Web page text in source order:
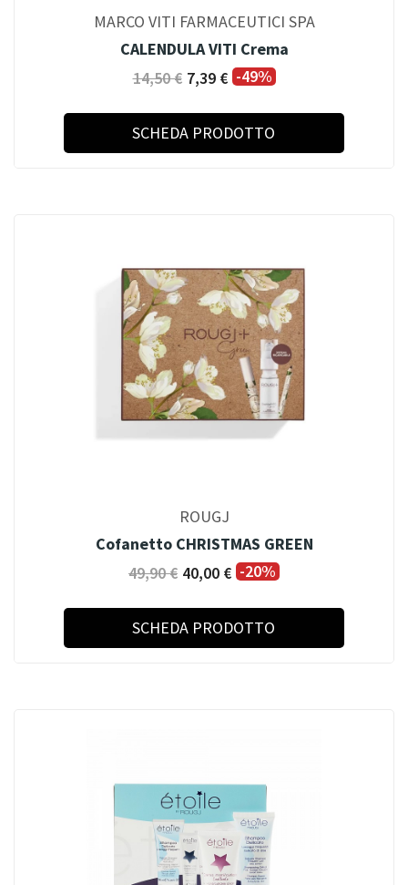
MARCO VITI FARMACEUTICI SPA
CALENDULA VITI Crema
14,50 € 7,39 € -49%
SCHEDA PRODOTTO
ROUGJ
Cofanetto CHRISTMAS GREEN
49,90 € 40,00 € -20%
SCHEDA PRODOTTO